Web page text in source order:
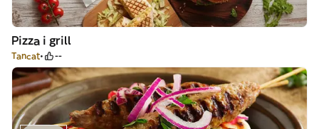
Pizza i grill
Tancat --